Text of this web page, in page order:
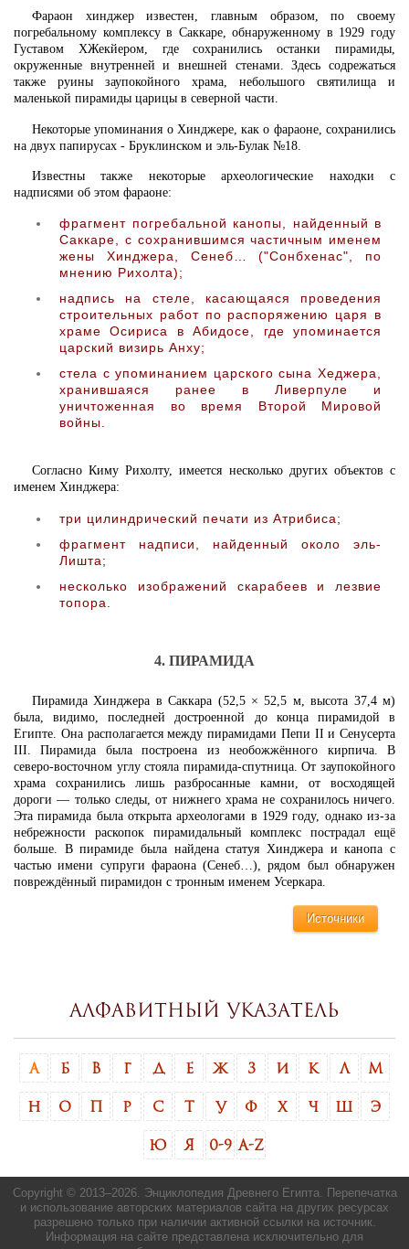
Фараон хинджер известен, главным образом, по своему
погребальному комплексу в Саккаре, обнаруженному в 1929 году
Густавом ХЖекйером, где сохранились останки пирамиды,
окруженные внутренней и внешней стенами. Здесь содрежаться
также руины заупокойного храма, небольшого святилища и
маленькой пирамиды царицы в северной части.
Некоторые упоминания о Хинджере, как о фараоне, сохранились
на двух папирусах - Бруклинском и эль-Булак №18.
Известны также некоторые археологические находки с
надписями об этом фараоне:
фрагмент погребальной канопы, найденный в
Саккаре, с сохранившимся частичным именем
жены Хинджера, Сенеб… ("Сонбхенас", по
мнению Рихолта);
надпись на стеле, касающаяся проведения
строительных работ по распоряжению царя в
храме Осириса в Абидосе, где упоминается
царский визирь Анху;
стела с упоминанием царского сына Хеджера,
хранившаяся ранее в Ливерпуле и
уничтоженная во время Второй Мировой
войны.
Согласно Киму Рихолту, имеется несколько других объектов с
именем Хинджера:
три цилиндрический печати из Атрибиса;
фрагмент надписи, найденный около эль-
Лишта;
несколько изображений скарабеев и лезвие
топора.
4. ПИРАМИДА
Пирамида Хинджера в Саккара (52,5 × 52,5 м, высота 37,4 м)
была, видимо, последней достроенной до конца пирамидой в
Египте. Она располагается между пирамидами Пепи II и Сенусерта
III. Пирамида была построена из необожжённого кирпича. В
северо-восточном углу стояла пирамида-спутница. От заупокойного
храма сохранились лишь разбросанные камни, от восходящей
дороги — только следы, от нижнего храма не сохранилось ничего.
Эта пирамида была открыта археологами в 1929 году, однако из-за
небрежности раскопок пирамидальный комплекс пострадал ещё
больше. В пирамиде была найдена статуя Хинджера и канопа с
частью имени супруги фараона (Сенеб…), рядом был обнаружен
повреждённый пирамидон с тронным именем Усеркара.
Источники
Алфавитный указатель
А Б В Г Д Е Ж З И К Л М
Н О Р С У Ф Х Ч Э
Ю Я 0-9 A-Z
Copyright © 2013–2026. Энциклопедия Древнего Египта. Перепечатка
и использование авторских материалов сайта на других ресурсах
разрешено только при наличии активной ссылки на источник.
Информация на сайте представлена исключительно для